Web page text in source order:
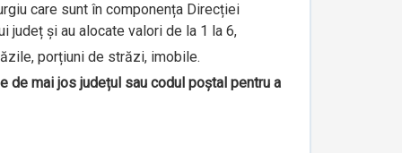
care sunt în componența Direcției
județ și au alocate valori de la 1 la 6,
porțiuni de străzi, imobile.
mai jos județul sau codul poștal pentru a